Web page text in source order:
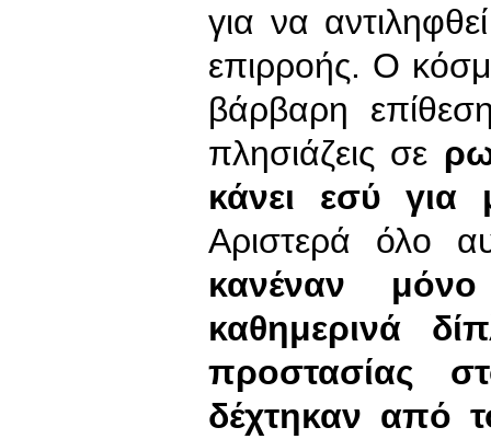
για να
επιρροής. Ο
βάρβαρη
πλησιάζεις σε
κάνει εσύ για
Αριστερά όλο
κανέναν
καθημερινά
προστασίας
δέχτηκαν από